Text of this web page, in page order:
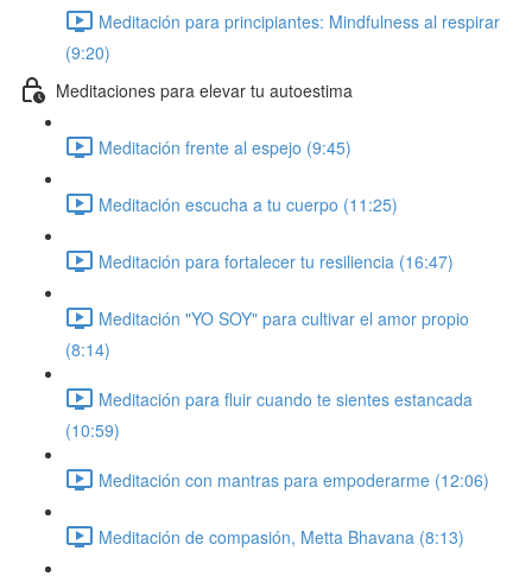
Meditación para principiantes: Mindfulness al respirar
(9:20)
Meditaciones para elevar tu autoestima
Meditación frente al espejo (9:45)
Meditación escucha a tu cuerpo (11:25)
Meditación para fortalecer tu resiliencia (16:47)
Meditación "YO SOY" para cultivar el amor propio
(8:14)
Meditación para fluir cuando te sientes estancada
(10:59)
Meditación con mantras para empoderarme (12:06)
Meditación de compasión, Metta Bhavana (8:13)